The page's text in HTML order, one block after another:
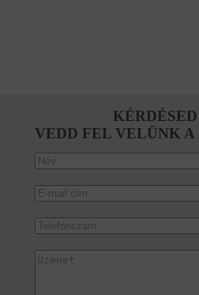
VEDD FEL VELÜNK